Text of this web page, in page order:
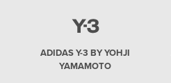
ADIDAS Y-3 BY YOHJI
YAMAMOTO